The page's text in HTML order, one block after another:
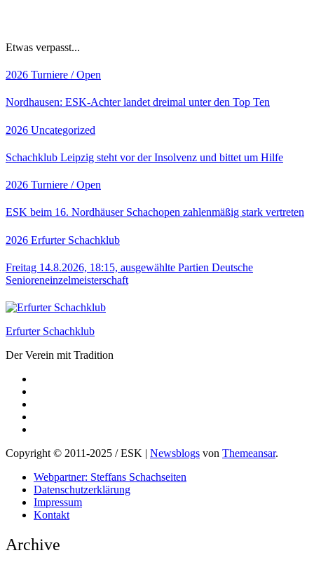
Etwas verpasst...
2026 Turniere / Open
Nordhausen: ESK-Achter landet dreimal unter den Top Ten
2026 Uncategorized
Schachklub Leipzig steht vor der Insolvenz und bittet um Hilfe
2026 Turniere / Open
ESK beim 16. Nordhäuser Schachopen zahlenmäßig stark vertreten
2026 Erfurter Schachklub
Freitag 14.8.2026, 18:15, ausgewählte Partien Deutsche
Senioreneinzelmeisterschaft
Erfurter Schachklub
Der Verein mit Tradition
Copyright © 2011-2025 / ESK | Newsblogs von Themeansar.
Webpartner: Steffans Schachseiten
Datenschutzerklärung
Impressum
Kontakt
Archive